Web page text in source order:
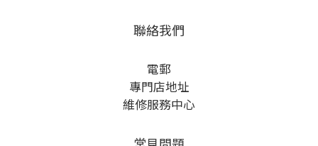
聯絡我們
電郵
專門店地址
維修服務中心